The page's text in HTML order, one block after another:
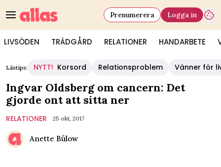
LIVSÖDEN TRÄDGÅRD RELATIONER HANDARBETE
Prenumerera Logga in
Lästips: NYTT! Korsord Relationsproblem Vänner för
Ingvar Oldsberg om cancern: Det
gjorde ont att sitta ner
RELATIONER 25 okt, 2017
Anette Bülow